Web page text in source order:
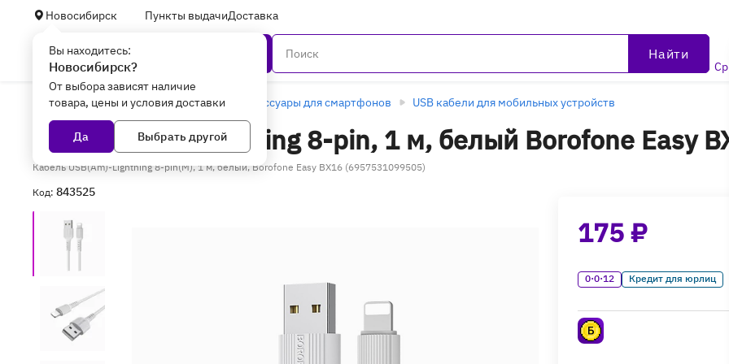
Новосибирск Пункты выдачиДоставка
Вы находитесь:
Новосибирск?
От выбора зависят наличие
товара, цены и условия доставки
Да Выбрать другой
Найти
Главная Смартфоны и гаджеты Аксессуары для смартфонов USB кабели для мобильных устройств
Кабель USB-Lightning 8-pin, 1 м, белый Borofone Easy
Кабель USB(Am)-Lightning 8-pin(M), 1 м, белый, Borofone Easy BX16 (6957531099505)
Код: 843525
175 ₽
0·0·12 Кредит для юрлиц